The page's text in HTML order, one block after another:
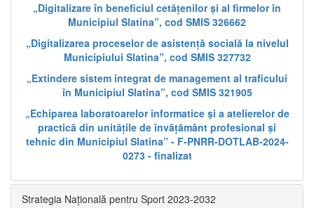
„Digitalizare în beneficiul cetățenilor și al firmelor în
Municipiul Slatina”, cod SMIS 326662
„Digitalizarea proceselor de asistență socială la nivelul
Municipiului Slatina”, cod SMIS 327732
„Extindere sistem integrat de management al traficului
în Municipiul Slatina”, cod SMIS 321905
„Echiparea laboratoarelor informatice și a atelierelor de
practică din unitățile de învățământ profesional și
tehnic din Municipiul Slatina” - F-PNRR-DOTLAB-2024-
0273 - finalizat
Strategia Națională pentru Sport 2023-2032